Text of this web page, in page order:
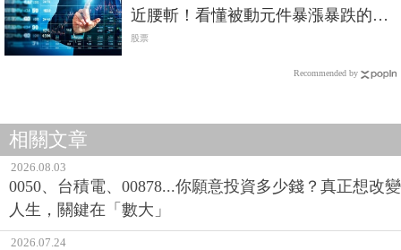
近腰斬！看懂被動元件暴漲暴跌的隱
藏脈絡
股票
Recommended by
相關文章
2026.08.03
0050、台積電、00878...你願意投資多少錢？真正想改變
人生，關鍵在「數大」
2026.07.24